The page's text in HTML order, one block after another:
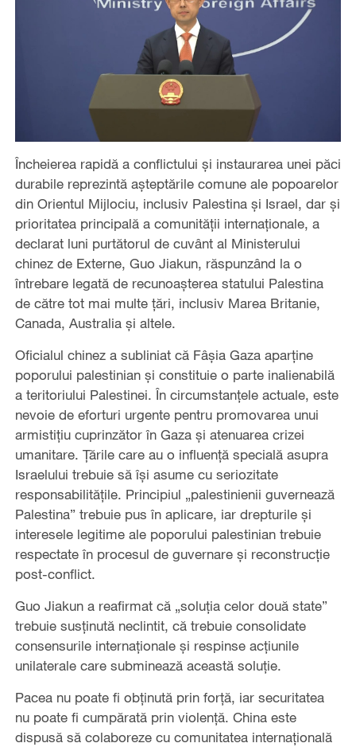
Încheierea rapidă a conflictului și instaurarea unei păci
durabile reprezintă așteptările comune ale popoarelor
din Orientul Mijlociu, inclusiv Palestina și Israel, dar și
prioritatea principală a comunității internaționale, a
declarat luni purtătorul de cuvânt al Ministerului
chinez de Externe, Guo Jiakun, răspunzând la o
întrebare legată de recunoașterea statului Palestina
de către tot mai multe țări, inclusiv Marea Britanie,
Canada, Australia și altele.
Oficialul chinez a subliniat că Fâșia Gaza aparține
poporului palestinian și constituie o parte inalienabilă
a teritoriului Palestinei. În circumstanțele actuale, este
nevoie de eforturi urgente pentru promovarea unui
armistițiu cuprinzător în Gaza și atenuarea crizei
umanitare. Țările care au o influență specială asupra
Israelului trebuie să își asume cu seriozitate
responsabilitățile. Principiul „palestinienii guvernează
Palestina” trebuie pus în aplicare, iar drepturile și
interesele legitime ale poporului palestinian trebuie
respectate în procesul de guvernare și reconstrucție
post-conflict.
Guo Jiakun a reafirmat că „soluția celor două state”
trebuie susținută neclintit, că trebuie consolidate
consensurile internaționale și respinse acțiunile
unilaterale care subminează această soluție.
Pacea nu poate fi obținută prin forță, iar securitatea
nu poate fi cumpărată prin violență. China este
dispusă să colaboreze cu comunitatea internațională